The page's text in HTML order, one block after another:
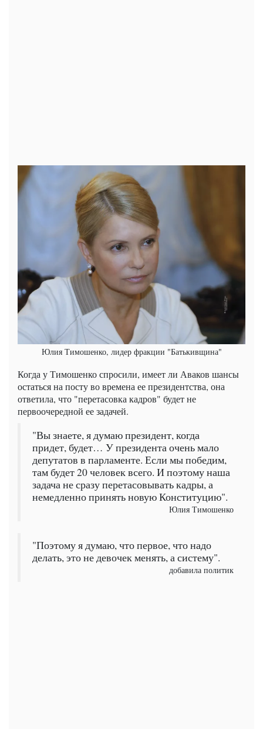
Юлия Тимошенко, лидер фракции "Батькивщина"
Когда у Тимошенко спросили, имеет ли Аваков шансы
остаться на посту во времена ее президентства, она
ответила, что "перетасовка кадров" будет не
первоочередной ее задачей.
"Вы знаете, я думаю президент, когда
придет, будет… У президента очень мало
депутатов в парламенте. Если мы победим,
там будет 20 человек всего. И поэтому наша
задача не сразу перетасовывать кадры, а
немедленно принять новую Конституцию".
Юлия Тимошенко
"Поэтому я думаю, что первое, что надо
делать, это не девочек менять, а систему".
добавила политик